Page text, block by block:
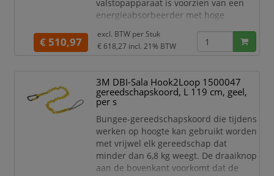
valstopapparaat is voorzien van een
energieabsorbeerder met hoge
beschermd door een Kevlar®-
vezelbekleding. Een valstopapparaat
lichtgewicht ontwerp voor een groot
gebruiksgemak.
Specificaties:
Valstopapparaat 3M™ DBI-Sala®
Nano-Lok
Inclusief val
€ 510,97
excl. BTW per Stuk
€ 618,27 incl. 21% BTW
3M DBI-Sala Hook2Loop 1500047
gereedschapskoord, L 119 cm, geel,
per s
Bungee-gereedschapskoord die tijdens
werken op hoogte kan gebruikt worden
met vrijwel elk gereedschap dat
minder dan 6,8 kg weegt. De draaiknop
aan de bovenkant voorkomt dat de